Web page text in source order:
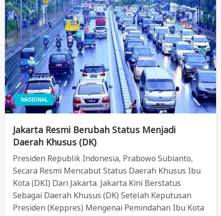
NASIONAL
Jakarta Resmi Berubah Status Menjadi
Daerah Khusus (DK)
Presiden Republik Indonesia, Prabowo Subianto,
Secara Resmi Mencabut Status Daerah Khusus Ibu
Kota (DKI) Dari Jakarta. Jakarta Kini Berstatus
Sebagai Daerah Khusus (DK) Setelah Keputusan
Presiden (Keppres) Mengenai Pemindahan Ibu Kota